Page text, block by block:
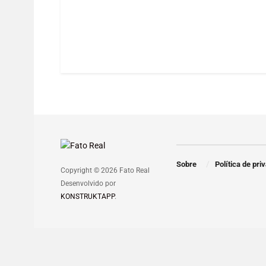
Copyright © 2026 Fato Real
Desenvolvido por
KONSTRUKTAPP.
Sobre Política de